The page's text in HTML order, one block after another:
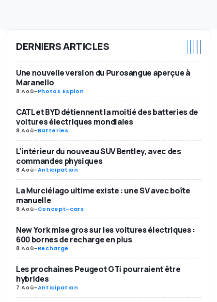
DERNIERS ARTICLES
Une nouvelle version du Purosangue aperçue à
Maranello
8 Aoû-Photos Espion
CATL et BYD détiennent la moitié des batteries de
voitures électriques mondiales
8 Aoû-Batteries
L’intérieur du nouveau SUV Bentley, avec des
commandes physiques
8 Aoû-Anticipation
La Murciélago ultime existe : une SV avec boîte
manuelle
8 Aoû-Concept-cars
New York mise gros sur les voitures électriques :
600 bornes de recharge en plus
8 Aoû-Recharge
Les prochaines Peugeot GTi pourraient être
hybrides
7 Aoû-Anticipation